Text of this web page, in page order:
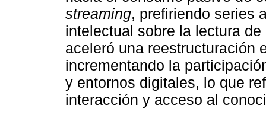
streaming, prefiriendo series
intelectual sobre la lectura
aceleró una reestructuración
incrementando la
y entornos digitales, lo que
interacción y acceso al